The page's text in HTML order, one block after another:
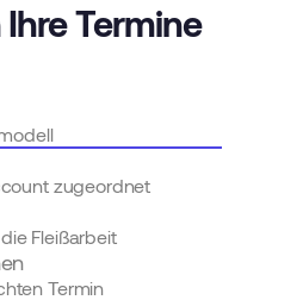
Termine
zugeordnet
Fleißarbeit
Termin